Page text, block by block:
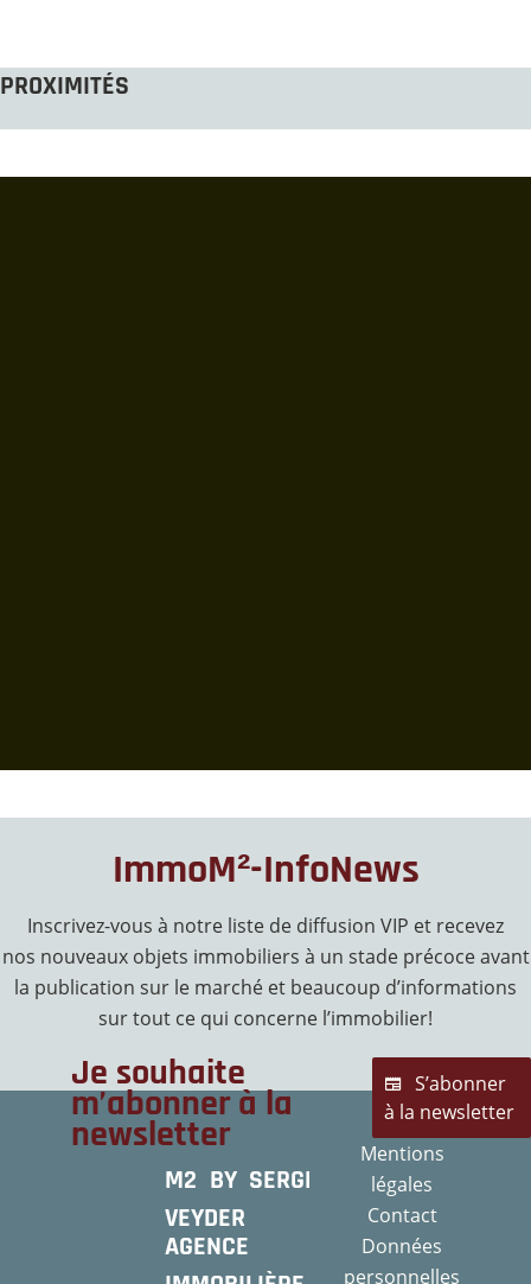
PROXIMITÉS
ImmoM²-InfoNews
Inscrivez-vous à notre liste de diffusion VIP et recevez
nos nouveaux objets immobiliers à un stade précoce avant
la publication sur le marché et beaucoup d’informations
sur tout ce qui concerne l’immobilier!
Je souhaite
m’abonner à la
newsletter
S’abonner
à la newsletter
M2 BY SERGE
VEYDER
AGENCE
Mentions
légales
Contact
Données
personnelles